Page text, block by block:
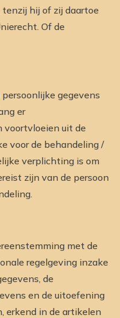
hij of zij daartoe
Of de
gegevens
er
voortvloeien uit de
voor de behandeling /
verplichting is om
zijn van de persoon
met de
regelgeving inzake
de
en de uitoefening
erkend in de artikelen